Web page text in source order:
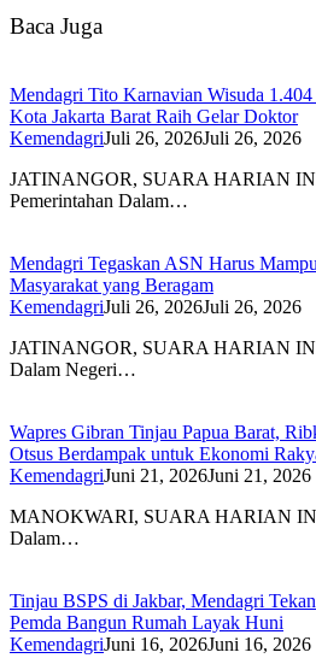
Baca Juga
Mendagri Tito Karnavian Wisuda
Kota Jakarta Barat Raih Gelar Doktor
KemendagriJuli 26, 2026Juli 26, 2026
JATINANGOR, SUARA HARIAN
Pemerintahan Dalam…
Mendagri Tegaskan ASN Harus
Masyarakat yang Beragam
KemendagriJuli 26, 2026Juli 26, 2026
JATINANGOR, SUARA HARIAN
Dalam Negeri…
Wapres Gibran Tinjau Papua Barat,
Otsus Berdampak untuk Ekonomi
KemendagriJuni 21, 2026Juni 21, 2026
MANOKWARI, SUARA HARIAN
Dalam…
Tinjau BSPS di Jakbar, Mendagri
Pemda Bangun Rumah Layak Huni
KemendagriJuni 16, 2026Juni 16, 2026